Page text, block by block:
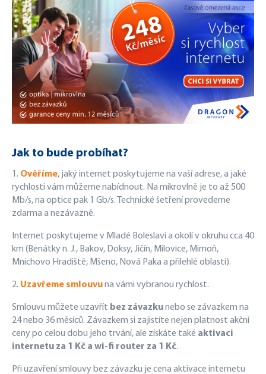
Jak to bude probíhat?
1. Ověříme, jaký internet poskytujeme na vaší adrese, a jaké
rychlosti vám můžeme nabídnout. Na mikrovlně je to až 500
Mb/s, na optice pak 1 Gb/s. Technické šetření provedeme
zdarma a nezávazně.
Internet poskytujeme v Mladé Boleslavi a okolí v okruhu cca 40
km (Benátky n. J., Bakov, Doksy, Jičín, Milovice, Mimoň,
Mnichovo Hradiště, Mšeno, Nová Paka a přilehlé oblasti).
2. Uzavřeme smlouvuna vámi vybranou rychlost.
Smlouvu můžete uzavřít bez závazkunebo se závazkem na
24 nebo 36 měsíců. Závazkem si zajistíte nejen platnost akční
ceny po celou dobu jeho trvání, ale získáte také aktivaci
internetu za 1 Kč a wi-fi router za 1 Kč.
Při uzavření smlouvy bez závazku je cena aktivace internetu